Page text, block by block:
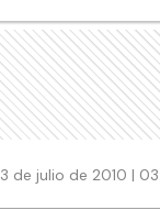
3 de julio de 2010 |